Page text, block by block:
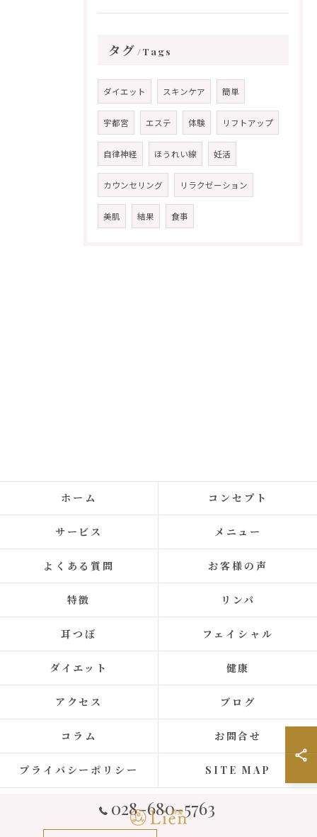
タグ Tags
ダイエット スキンケア 簡単
宇都宮 エステ 体験 リフトアップ
自律神経 ほうれい線 妊活
カウンセリング リラクゼーション
美肌 結果 食事
028-680-5763
ホーム コンセプト
サービス メニュー
よくある質問 お客様の声
特徴 リンパ
耳つぼ フェイシャル
ダイエット 健康
アクセス ブログ
コラム お問合せ
プライバシーポリシー SITE MAP